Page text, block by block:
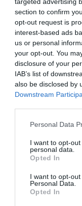
section to confirm
opt-out request is
interest-based ads
us or personal
your opt-out. You
disclosure of your
IAB’s list of
also be disclosed by
Downstream
Personal Data
I want to opt-
personal data.
Opted In
I want to opt-
Personal Data.
Opted In
Betis la
vuelto esta
contrato hasta
sitúan
Reale
pantalón
camiseta; y otras
pero de
Herbalife, Coca-
Añadir
de forma